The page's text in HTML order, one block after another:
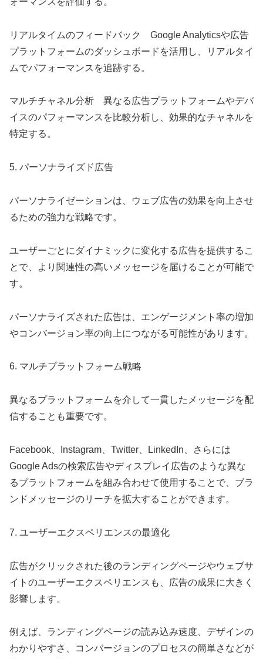
リアルタイムのフィードバック Google Analyticsや広告
プラットフォームのダッシュボードを活用し、リアルタイ
ムでパフォーマンスを追跡する。
マルチチャネル分析 異なる広告プラットフォームやデバ
イスのパフォーマンスを比較分析し、効果的なチャネルを
特定する。
5. パーソナライズド広告
パーソナライゼーションは、ウェブ広告の効果を向上させ
るための強力な戦略です。
ユーザーごとにダイナミックに変化する広告を提供するこ
とで、より関連性の高いメッセージを届けることが可能で
す。
パーソナライズされた広告は、エンゲージメント率の増加
やコンバージョン率の向上につながる可能性があります。
6. マルチプラットフォーム戦略
異なるプラットフォームを介して一貫したメッセージを配
信することも重要です。
Facebook、Instagram、Twitter、LinkedIn、さらには
Google Adsの検索広告やディスプレイ広告のような異な
るプラットフォームを組み合わせて使用することで、ブラ
ンドメッセージのリーチを拡大することができます。
7. ユーザーエクスペリエンスの最適化
広告がクリックされた後のランディングページやウェブサ
イトのユーザーエクスペリエンスも、広告の成果に大きく
影響します。
例えば、ランディングページの読み込み速度、デザインの
わかりやすさ、コンバージョンのプロセスの簡単さなどが